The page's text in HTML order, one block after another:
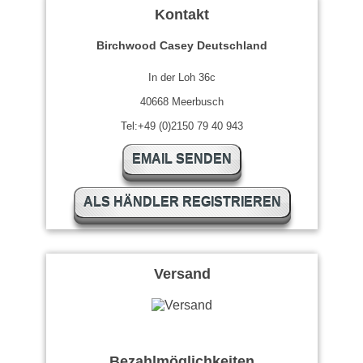
Kontakt
Birchwood Casey Deutschland
In der Loh 36c
40668 Meerbusch
Tel:+49 (0)2150 79 40 943
EMAIL SENDEN
ALS HÄNDLER REGISTRIEREN
Versand